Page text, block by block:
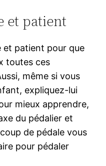
et patient
et patient pour que
toutes ces
même si vous
expliquez-lui
mieux apprendre,
du pédalier et
de pédale vous
pour pédaler